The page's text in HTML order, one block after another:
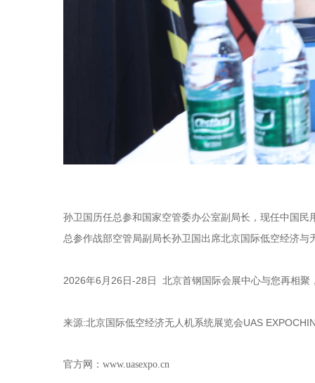
孙卫国历任总参和国家空管委办公室副局长，现任中国
总参作战部空管局副局长孙卫国出席北京国际低空经济
2026年6月26日-28日 北京首钢国际会展中心与您再相聚
来源:北京国际低空经济无人机系统展览会UAS
官方网：www.uasexpo.cn